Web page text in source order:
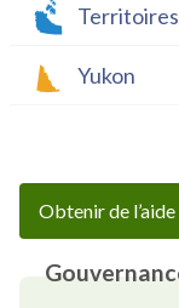
Yukon
Obtenir de